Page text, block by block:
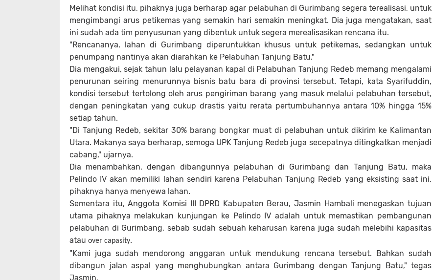
Melihat kondisi itu, pihaknya juga berharap agar pelabuhan di Gurimbang segera terealisasi, untuk
mengimbangi arus petikemas yang semakin hari semakin meningkat. Dia juga mengatakan, saat
ini sudah ada tim penyusunan yang dibentuk untuk segera merealisasikan rencana itu.
"Rencananya, lahan di Gurimbang diperuntukkan khusus untuk petikemas, sedangkan untuk
penumpang nantinya akan diarahkan ke Pelabuhan Tanjung Batu."
Dia mengakui, sejak tahun lalu pelayanan kapal di Pelabuhan Tanjung Redeb memang mengalami
penurunan seiring menurunnya bisnis batu bara di provinsi tersebut. Tetapi, kata Syarifuddin,
kondisi tersebut tertolong oleh arus pengiriman barang yang masuk melalui pelabuhan tersebut,
dengan peningkatan yang cukup drastis yaitu rerata pertumbuhannya antara 10% hingga 15%
setiap tahun.
"Di Tanjung Redeb, sekitar 30% barang bongkar muat di pelabuhan untuk dikirim ke Kalimantan
Utara. Makanya saya berharap, semoga UPK Tanjung Redeb juga secepatnya ditingkatkan menjadi
cabang," ujarnya.
Dia menambahkan, dengan dibangunnya pelabuhan di Gurimbang dan Tanjung Batu, maka
Pelindo IV akan memiliki lahan sendiri karena Pelabuhan Tanjung Redeb yang eksisting saat ini,
pihaknya hanya menyewa lahan.
Sementara itu, Anggota Komisi III DPRD Kabupaten Berau, Jasmin Hambali menegaskan tujuan
utama pihaknya melakukan kunjungan ke Pelindo IV adalah untuk memastikan pembangunan
pelabuhan di Gurimbang, sebab sudah sebuah keharusan karena juga sudah melebihi kapasitas
atau over capasity.
"Kami juga sudah mendorong anggaran untuk mendukung rencana tersebut. Bahkan sudah
dibangun jalan aspal yang menghubungkan antara Gurimbang dengan Tanjung Batu," tegas
Jasmin.